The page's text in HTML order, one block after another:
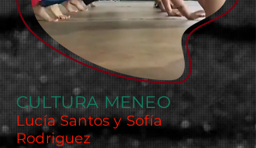
CULTURA MENEO
Lucía Santos y Sofía
Rodriguez